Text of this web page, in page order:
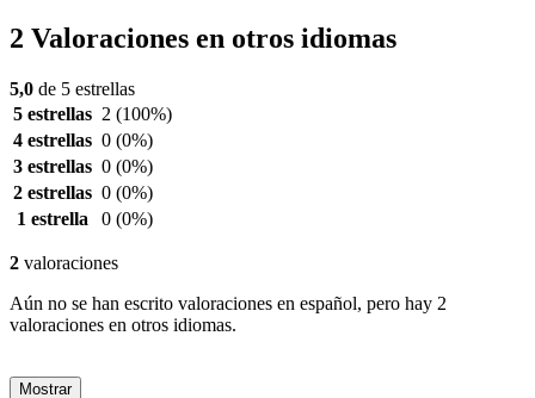
2 Valoraciones en otros idiomas
5,0 de 5 estrellas
5 estrellas 2 (100%)
4 estrellas 0 (0%)
3 estrellas 0 (0%)
2 estrellas 0 (0%)
1 estrella
0 (0%)
2 valoraciones
Aún no se han escrito valoraciones en español, pero hay 2
valoraciones en otros idiomas.
Mostrar